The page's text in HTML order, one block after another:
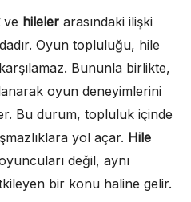
ve hileler arasındaki ilişki
Oyun topluluğu, hile
Bununla birlikte,
oyun deneyimlerini
Bu durum, topluluk içinde
yol açar. Hile
değil, aynı
bir konu haline gelir.